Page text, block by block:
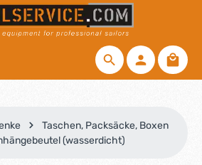
Taschen, Packsäcke, Boxen
(wasserdicht)